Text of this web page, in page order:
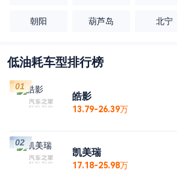
朝阳 葫芦岛 北宁
低油耗车型排行榜
皓影
13.79-26.39万
01
凯美瑞
17.18-25.98万
02